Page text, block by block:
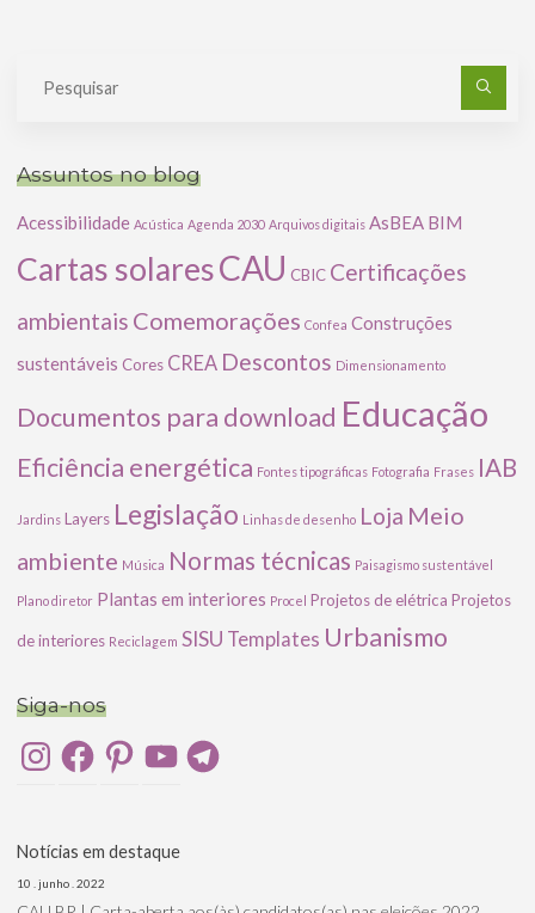
Assuntos no blog
Acessibilidade Acústica Agenda 2030 Arquivos digitais AsBEA BIM
Cartas solaresCAU CBIC Certificações
ambientais Comemorações Confea Construções
sustentáveis Cores CREA Descontos Dimensionamento
Documentos para download Educação
Eficiência energética Fontes tipográficas Fotografia Frases IAB
Jardins Layers Legislação Linhas de desenho Loja Meio
ambiente Música Normas técnicas Paisagismo sustentável
Plano diretor Plantas em interiores Procel Projetos de elétrica Projetos
de interiores Reciclagem SISU Templates Urbanismo
Siga-nos
InstagramFacebookPinterestYouTubeTelegram
Notícias em destaque
10 . junho . 2022